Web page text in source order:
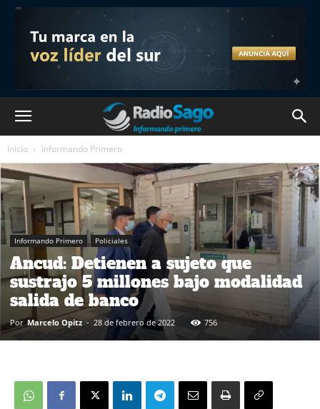
Inicio Informando Primero
Informando Primero Policiales
Ancud: Detienen a sujeto que
sustrajo 5 millones bajo modalidad
salida de banco
Por Marcelo Opitz - 28 de febrero de 2022 756